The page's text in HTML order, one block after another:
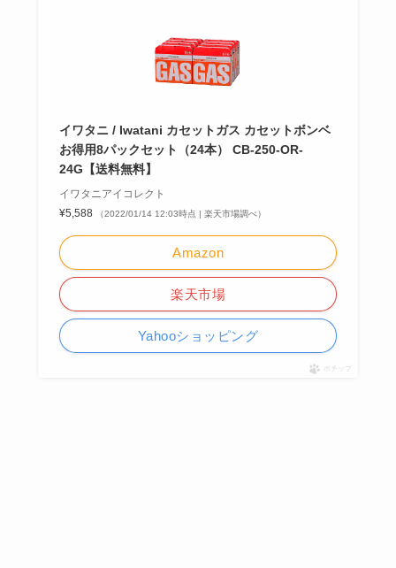
イワタニ / Iwatani カセットガス カセットボンベ
お得用8パックセット（24本） CB-250-OR-
24G【送料無料】
イワタニアイコレクト
¥5,588
（2022/01/14 12:03時点 | 楽天市場調べ）
Amazon
楽天市場
Yahooショッピング
ポチップ